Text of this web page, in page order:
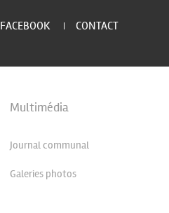
FACEBOOK CONTACT
Multimédia
Journal communal
Galeries photos